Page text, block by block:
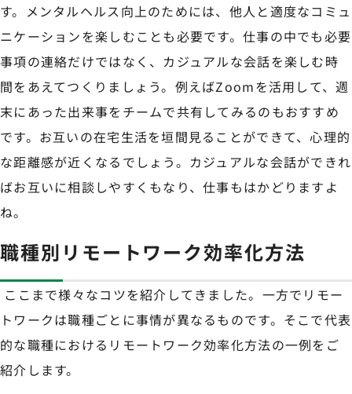
す。メンタルヘルス向上のためには、他人と適度なコミュ
ニケーションを楽しむことも必要です。仕事の中でも必要
事項の連絡だけではなく、カジュアルな会話を楽しむ時
間をあえてつくりましょう。例えばZoomを活用して、週
末にあった出来事をチームで共有してみるのもおすすめ
です。お互いの在宅生活を垣間見ることができて、心理的
な距離感が近くなるでしょう。カジュアルな会話ができれ
ばお互いに相談しやすくもなり、仕事もはかどりますよ
ね。
職種別リモートワーク効率化方法
ここまで様々なコツを紹介してきました。一方でリモー
トワークは職種ごとに事情が異なるものです。そこで代表
的な職種におけるリモートワーク効率化方法の一例をご
紹介します。